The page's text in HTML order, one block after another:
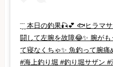
¨̮¨̮ 本日の釣果🎣💕 🐟ヒラマ
闘して左腕を故障😂✨ 腕が
て寝なくちゃ✨ 魚釣って腕
#海上釣り堀 #釣り堀サザン